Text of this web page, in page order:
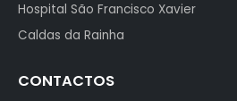
Hospital São Francisco Xavier
Caldas da Rainha
CONTACTOS